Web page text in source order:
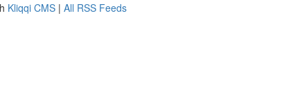
Kliqqi CMS | All RSS Feeds